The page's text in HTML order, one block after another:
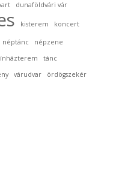
dunaföldvári vár
kisterem koncert
néptánc
népzene
tánc
várudvar ördögszekér